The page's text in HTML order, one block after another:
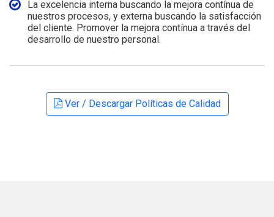
La excelencia interna buscando la mejora contínua de
nuestros procesos, y externa buscando la satisfacción
del cliente. Promover la mejora contínua a través del
desarrollo de nuestro personal.
Ver / Descargar Políticas de Calidad